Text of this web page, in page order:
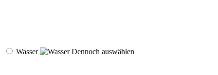
Wasser Dennoch auswählen